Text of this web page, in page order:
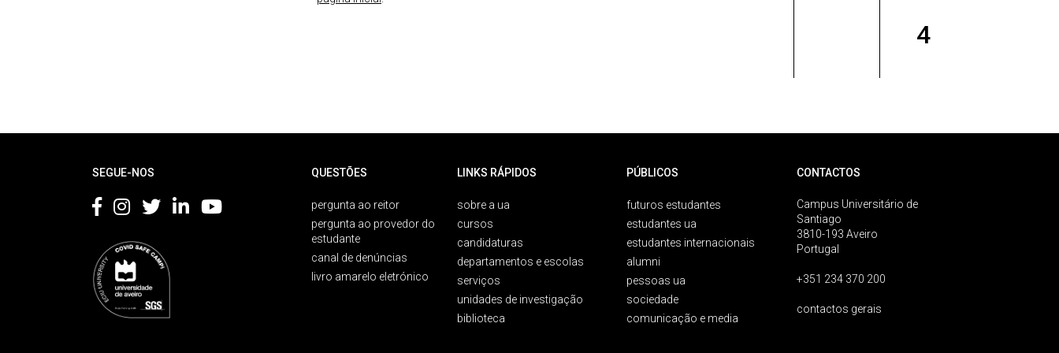
4
SEGUE-NOS QUESTÕES
pergunta ao reitor
pergunta ao provedor do
estudante
canal de denúncias
livro amarelo eletrónico
LINKS RÁPIDOS
sobre a ua
cursos
candidaturas
departamentos e escolas
serviços
unidades de investigação
biblioteca
PÚBLICOS
futuros estudantes
estudantes ua
estudantes internacionais
alumni
pessoas ua
sociedade
comunicação e media
CONTACTOS
Campus Universitário de
Santiago
3810-193 Aveiro
Portugal
+351 234 370 200
contactos gerais